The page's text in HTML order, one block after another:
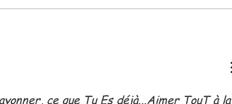
ce que Tu Es déjà...Aimer TouT à la